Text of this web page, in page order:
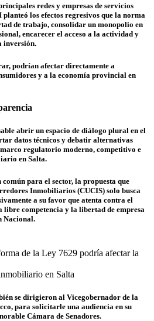
redes y empresas de servicios
planteó los efectos regresivos que la norma
de trabajo, consolidar un monopolio en
encarecer el acceso a la actividad y
inversión.
podrían afectar directamente a
y a la economía provincial en
abrir un espacio de diálogo plural en el
datos técnicos y debatir alternativas
regulatorio moderno, competitivo e
en Salta.
para el sector, la propuesta que
Inmobiliarios (CUCIS) solo busca
a su favor que atenta contra el
libre competencia y la libertad de empresa
Nacional.
de la Ley 7629 podría afectar la
en Salta
se dirigieron al Vicegobernador de la
para solicitarle una audiencia en su
Cámara de Senadores.